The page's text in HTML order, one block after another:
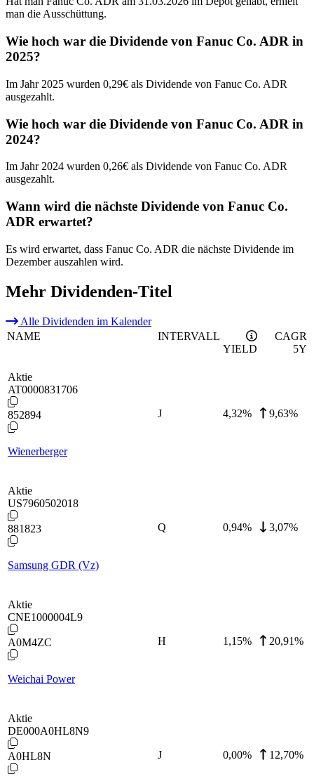
man die Ausschüttung.
Wie hoch war die Dividende von Fanuc Co. ADR in
2025?
Im Jahr 2025 wurden 0,29€ als Dividende von Fanuc Co. ADR
ausgezahlt.
Wie hoch war die Dividende von Fanuc Co. ADR in
2024?
Im Jahr 2024 wurden 0,26€ als Dividende von Fanuc Co. ADR
ausgezahlt.
Wann wird die nächste Dividende von Fanuc Co.
ADR erwartet?
Es wird erwartet, dass Fanuc Co. ADR die nächste Dividende im
Dezember auszahlen wird.
Mehr Dividenden-Titel
Alle Dividenden im Kalender
NAME
INTERVALL
YIELD
CAGR
5Y
Aktie
AT0000831706
852894
Wienerberger
J 4,32% 9,63%
Aktie
US7960502018
881823
Samsung GDR (Vz)
Q 0,94% 3,07%
Aktie
CNE1000004L9
A0M4ZC
Weichai Power
H 1,15% 20,91%
Aktie
DE000A0HL8N9
A0HL8N J 0,00% 12,70%